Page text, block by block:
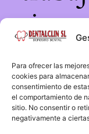
Para ofrecer las
cookies para
consentimiento de
el comportamiento de
sitio. No consentir o
negativamente a